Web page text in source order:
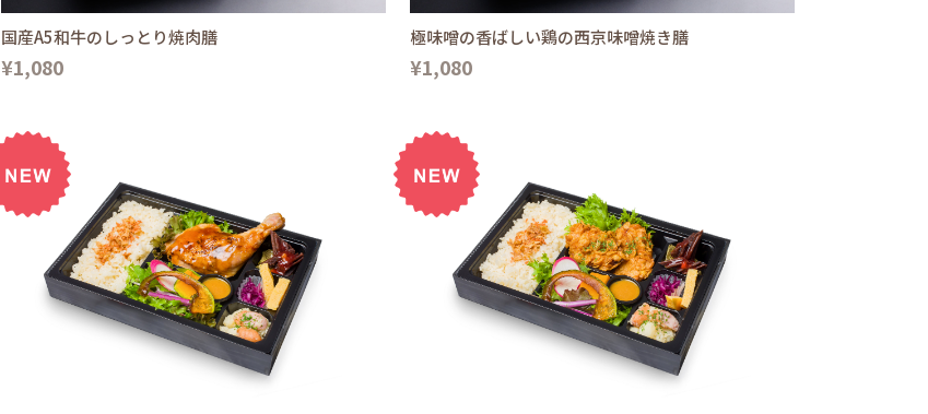
国産A5和牛のしっとり焼肉膳
¥1,080
極味噌の香ばしい鶏の西京味噌焼き膳
¥1,080